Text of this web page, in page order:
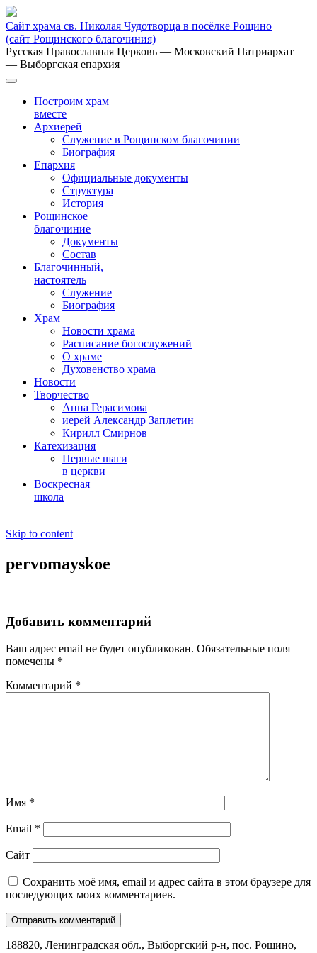
Сайт храма св. Николая Чудотворца в посёлке Рощино
(сайт Рощинского благочиния)
Русская Православная Церковь — Московский Патриархат
— Выборгская епархия
Построим храм
вместе
Архиерей
Служение в Рощинском благочинии
Биография
Епархия
Официальные документы
Структура
История
Рощинское
благочиние
Документы
Состав
Благочинный,
настоятель
Служение
Биография
Храм
Новости храма
Расписание богослужений
О храме
Духовенство храма
Новости
Творчество
Анна Герасимова
иерей Александр Заплетин
Кирилл Смирнов
Катехизация
Первые шаги
в церкви
Воскресная
школа
Skip to content
pervomayskoe
Добавить комментарий
Ваш адрес email не будет опубликован. Обязательные поля
помечены *
Комментарий *
Имя *
Email *
Сайт
Сохранить моё имя, email и адрес сайта в этом браузере для
последующих моих комментариев.
188820, Ленинградская обл., Выборгский р-н, пос. Рощино,